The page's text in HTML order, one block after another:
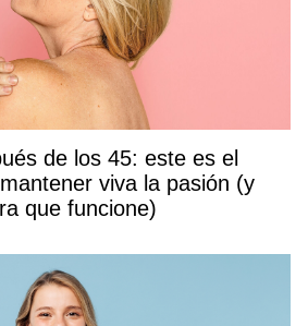
de los 45: este es el
viva la pasión (y
que funcione)